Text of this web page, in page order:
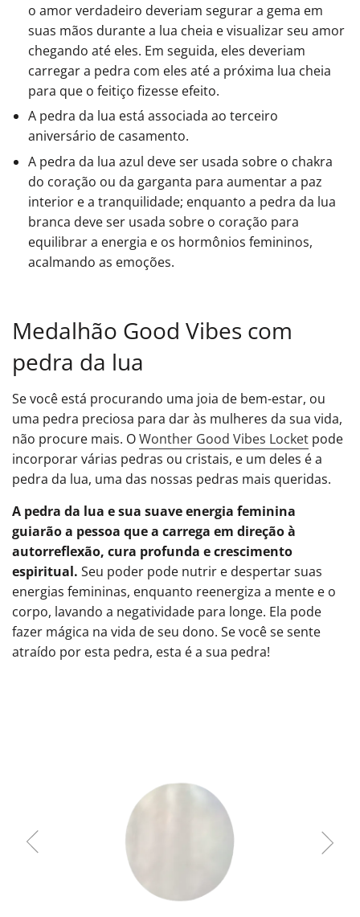
o amor verdadeiro deveriam segurar a gema em
suas mãos durante a lua cheia e visualizar seu amor
chegando até eles. Em seguida, eles deveriam
carregar a pedra com eles até a próxima lua cheia
para que o feitiço fizesse efeito.
A pedra da lua está associada ao terceiro
aniversário de casamento.
A pedra da lua azul deve ser usada sobre o chakra
do coração ou da garganta para aumentar a paz
interior e a tranquilidade; enquanto a pedra da lua
branca deve ser usada sobre o coração para
equilibrar a energia e os hormônios femininos,
acalmando as emoções.
Medalhão Good Vibes com
pedra da lua
Se você está procurando uma joia de bem-estar, ou
uma pedra preciosa para dar às mulheres da sua vida,
não procure mais. OWonther Good Vibes Locket pode
incorporar várias pedras ou cristais, e um deles é a
pedra da lua, uma das nossas pedras mais queridas.
A pedra da lua e sua suave energia feminina
guiarão a pessoa que a carrega em direção à
autorreflexão, cura profunda e crescimento
espiritual. Seu poder pode nutrir e despertar suas
energias femininas, enquanto reenergiza a mente e o
corpo, lavando a negatividade para longe. Ela pode
fazer mágica na vida de seu dono. Se você se sente
atraído por esta pedra, esta é a sua pedra!